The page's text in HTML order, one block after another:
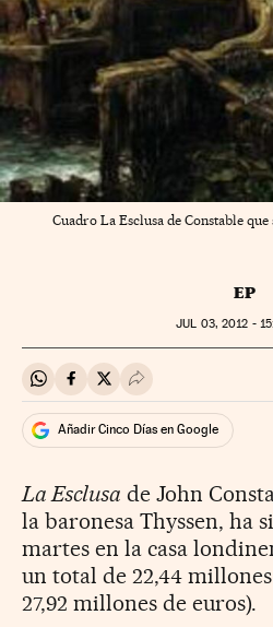
Cuadro La Esclusa de Constable
EP
JUL 03, 2012 -
Compartir en Whatsapp
Compartir en Facebook
Compartir en Twitter
Desplegar Redes
Añadir Cinco Días en Google
La Esclusa de John
la baronesa Thyssen, ha
martes en la casa
un total de 22,44
27,92 millones de euros).